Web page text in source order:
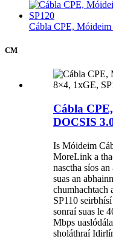
Cábla CPE,
CM
Cábla
DOCSIS
Is Móideim
MoreLink a
nasctha síos
suas an
chumhachtach
SP110
sonraí suas le
Mbps
sholáthraí